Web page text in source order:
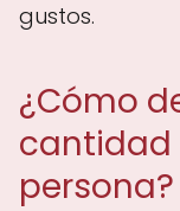
gustos.
¿Cómo
cantidad
persona?